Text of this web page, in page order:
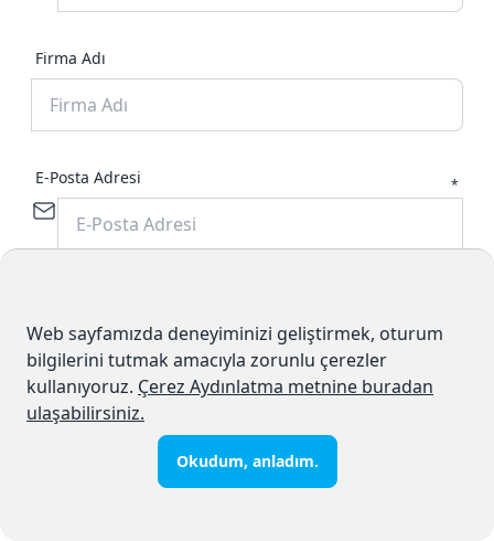
Firma Adı
E-Posta Adresi *
İlgilenilen Ürün/Hizmetler
Sabit Telefon Hizmeti
Bulut Santral Hizmeti
Web sayfamızda deneyiminizi geliştirmek, oturum
bilgilerini tutmak amacıyla zorunlu çerezler
kullanıyoruz. Çerez Aydınlatma metnine buradan
ulaşabilirsiniz.
Okudum, anladım.